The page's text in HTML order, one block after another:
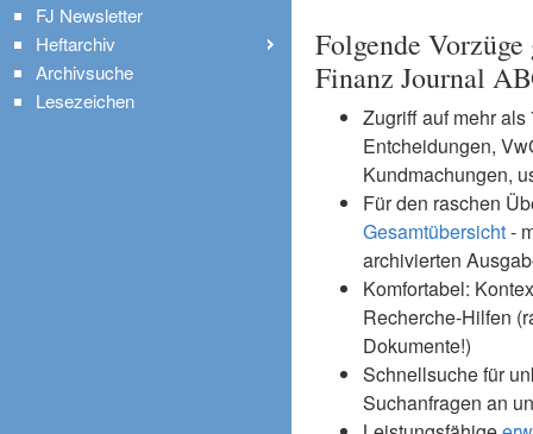
Folgende
Finanz Journal
Zugriff auf mehr
Entcheidungen,
Kundmachungen,
Für den raschen
Gesamtübersicht-
archivierten
Komfortabel:
Recherche-Hilfen
Dokumente!)
Schnellsuche für
Suchanfragen an
FJ Newsletter
Heftarchiv
Archivsuche
Lesezeichen